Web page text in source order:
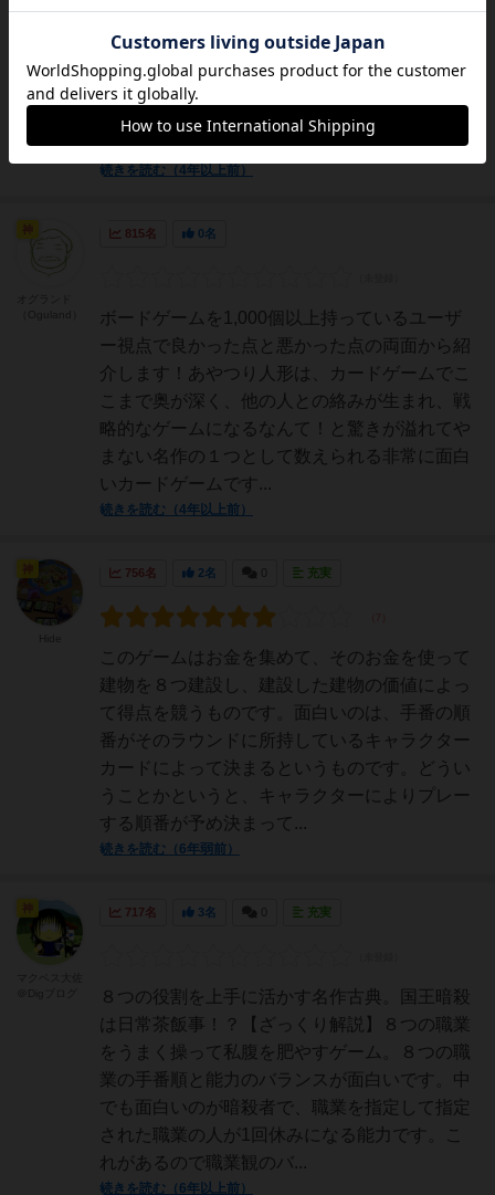
トプレイヤーから選択してお金をためて建物を
誰かが最初に８個立てたらゲーム終了。建設は
自分の手札にある建物カードをコストを払って
立てていきます。参加人数によって場に最初か
ら伏せられているカード...
続きを読む（4年以上前）
815名 0名
ボードゲームを1,000個以上持っているユーザ
ー視点で良かった点と悪かった点の両面から紹
介します！あやつり人形は、カードゲームでこ
こまで奥が深く、他の人との絡みが生まれ、戦
略的なゲームになるなんて！と驚きが溢れてや
まない名作の１つとして数えられる非常に面白
いカードゲームです...
続きを読む（4年以上前）
756名 2名 充実
このゲームはお金を集めて、そのお金を使って
建物を８つ建設し、建設した建物の価値によっ
て得点を競うものです。面白いのは、手番の順
番がそのラウンドに所持しているキャラクター
カードによって決まるというものです。どうい
うことかというと、キャラクターによりプレー
する順番が予め決まって...
続きを読む（6年弱前）
神
717名 3名 充実
８つの役割を上手に活かす名作古典。国王暗殺
は日常茶飯事！？【ざっくり解説】８つの職業
をうまく操って私腹を肥やすゲーム。８つの職
業の手番順と能力のバランスが面白いです。中
でも面白いのが暗殺者で、職業を指定して指定
された職業の人が1回休みになる能力です。こ
れがあるので職業観のバ...
続きを読む（6年以上前）
神